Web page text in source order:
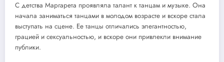
С детства Маргарета проявляла талант к танцам и музыке. Она
начала заниматься танцами в молодом возрасте и вскоре стала
выступать на сцене. Ее танцы отличались элегантностью,
грацией и сексуальностью, и вскоре они привлекли внимание
публики.